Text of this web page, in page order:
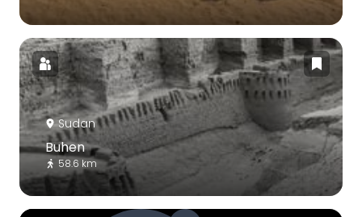
Sudan
Buhen
58.6 km